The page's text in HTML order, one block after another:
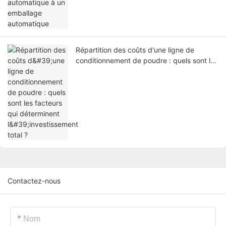
Répartition des coûts d'une ligne de
conditionnement de poudre : quels sont les
Contactez-nous
Nom